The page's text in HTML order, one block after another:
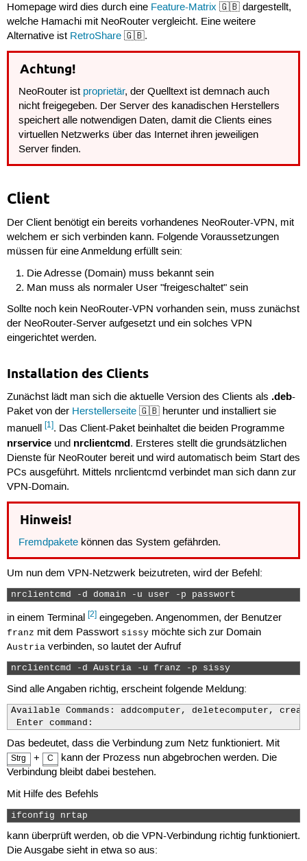
Homepage wird dies durch eine Feature-Matrix 🇬🇧 dargestellt,
welche Hamachi mit NeoRouter vergleicht. Eine weitere
Alternative ist RetroShare🇬🇧.
Achtung!
NeoRouter ist proprietär, der Quelltext ist demnach auch
nicht freigegeben. Der Server des kanadischen Herstellers
speichert alle notwendigen Daten, damit die Clients eines
virtuellen Netzwerks über das Internet ihren jeweiligen
Server finden.
Client
Der Client benötigt ein bereits vorhandenes NeoRouter-VPN, mit
welchem er sich verbinden kann. Folgende Voraussetzungen
müssen für eine Anmeldung erfüllt sein:
Die Adresse (Domain) muss bekannt sein
Man muss als normaler User "freigeschaltet" sein
Sollte noch kein NeoRouter-VPN vorhanden sein, muss zunächst
der NeoRouter-Server aufgesetzt und ein solches VPN
eingerichtet werden.
Installation des Clients
Zunächst lädt man sich die aktuelle Version des Clients als .deb-
Paket von der Herstellerseite🇬🇧 herunter und installiert sie
manuell [1]. Das Client-Paket beinhaltet die beiden Programme
nrserviceund nrclientcmd. Ersteres stellt die grundsätzlichen
Dienste für NeoRouter bereit und wird automatisch beim Start des
PCs ausgeführt. Mittels nrclientcmd verbindet man sich dann zur
VPN-Domain.
Hinweis!
Fremdpakete können das System gefährden.
Um nun dem VPN-Netzwerk beizutreten, wird der Befehl:
nrclientcmd -d domain -u user -p passwort
in einem Terminal [2]eingegeben. Angenommen, der Benutzer
franz mit dem Passwort sissymöchte sich zur Domain
Austriaverbinden, so lautet der Aufruf
nrclientcmd -d Austria -u franz -p sissy
Sind alle Angaben richtig, erscheint folgende Meldung:
Available Commands: addcomputer, deletecomputer,
Enter command:
Das bedeutet, dass die Verbindung zum Netz funktioniert. Mit
Strg + C
kann der Prozess nun abgebrochen werden. Die
Verbindung bleibt dabei bestehen.
Mit Hilfe des Befehls
ifconfig nrtap
kann überprüft werden, ob die VPN-Verbindung richtig funktioniert.
Die Ausgabe sieht in etwa so aus: